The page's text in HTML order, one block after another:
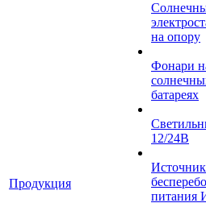
Продукция
на опору
Фонари
батареях
12/24В
питания